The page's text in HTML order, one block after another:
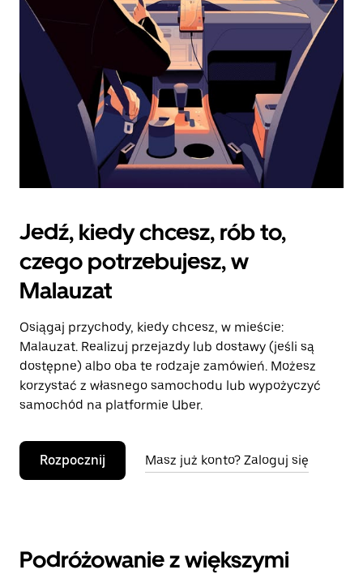
kalendarz.
Jedź, kiedy chcesz, rób to,
czego potrzebujesz, w
Malauzat
Osiągaj przychody, kiedy chcesz, w mieście:
Malauzat. Realizuj przejazdy lub dostawy (jeśli są
dostępne) albo oba te rodzaje zamówień. Możesz
korzystać z własnego samochodu lub wypożyczyć
samochód na platformie Uber.
Rozpocznij Masz już konto? Zaloguj się
Podróżowanie z większymi